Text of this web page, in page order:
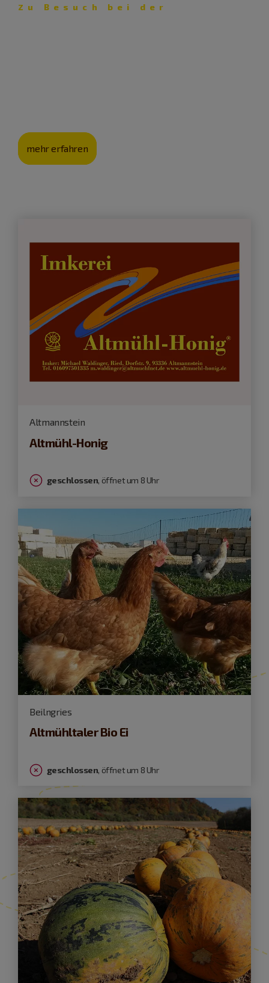
Zu Besuch bei der
mehr erfahren
Altmannstein
Altmühl-Honig
geschlossen, öffnet um 8 Uhr
Beilngries
Altmühltaler Bio Ei
geschlossen, öffnet um 8 Uhr